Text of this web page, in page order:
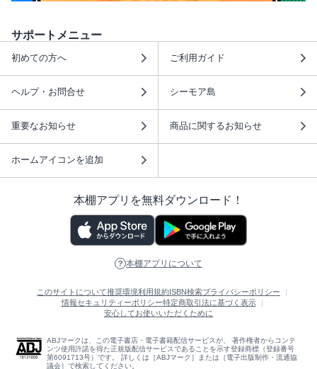
サポートメニュー
初めての方へ ご利用ガイド
ヘルプ・お問合せ シーモア島
重要なお知らせ 商品に関するお知らせ
ホームアイコンを追加
本棚アプリを無料ダウンロード！
本棚アプリについて
このサイトについて推奨環境利用規約ISBN検索プライバシーポリシー
情報セキュリティーポリシー特定商取引法に基づく表示
安心してお使いいただくために
ABJマークは、この電子書店・電子書籍配信サービスが、 著作権者からコンテ
ンツ使用許諾を得た正規版配信サービスであることを示す登録商標（登録番号
第6091713号）です。 詳しくは［ABJマーク］または［電子出版制作・流通協
議会］で検索してください。